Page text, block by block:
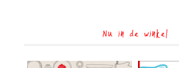
Nu in de winkel